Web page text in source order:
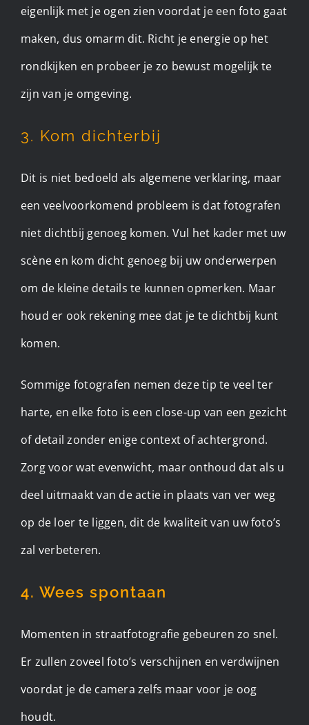
eigenlijk met je ogen zien voordat je een foto gaat
maken, dus omarm dit. Richt je energie op het
rondkijken en probeer je zo bewust mogelijk te
zijn van je omgeving.
3. Kom dichterbij
Dit is niet bedoeld als algemene verklaring, maar
een veelvoorkomend probleem is dat fotografen
niet dichtbij genoeg komen. Vul het kader met uw
scène en kom dicht genoeg bij uw onderwerpen
om de kleine details te kunnen opmerken. Maar
houd er ook rekening mee dat je te dichtbij kunt
komen.
Sommige fotografen nemen deze tip te veel ter
harte, en elke foto is een close-up van een gezicht
of detail zonder enige context of achtergrond.
Zorg voor wat evenwicht, maar onthoud dat als u
deel uitmaakt van de actie in plaats van ver weg
op de loer te liggen, dit de kwaliteit van uw foto’s
zal verbeteren.
4. Wees spontaan
Momenten in straatfotografie gebeuren zo snel.
Er zullen zoveel foto’s verschijnen en verdwijnen
voordat je de camera zelfs maar voor je oog
houdt.